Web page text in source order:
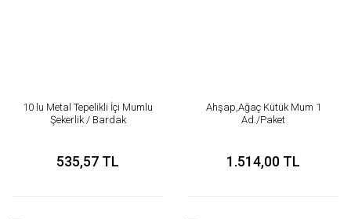
10 lu Metal Tepelikli İçi Mumlu
Şekerlik / Bardak
535,57 TL
Ahşap,Ağaç Kütük Mum 1
Ad./Paket
1.514,00 TL